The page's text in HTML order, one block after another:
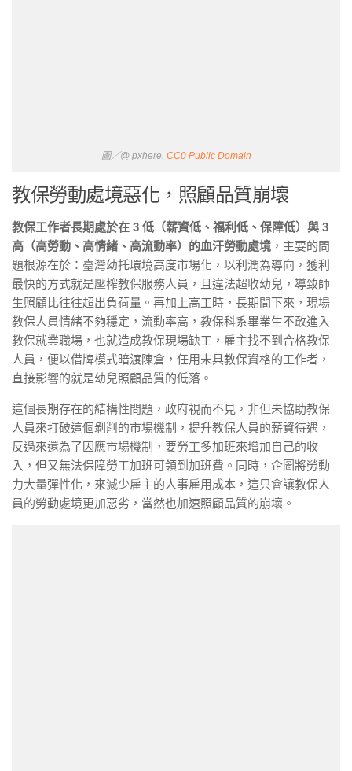
圖／@ pxhere, CC0 Public Domain
教保勞動處境惡化，照顧品質崩壞
教保工作者長期處於在 3 低（薪資低、福利低、保障低）與 3
高（高勞動、高情緒、高流動率）的血汗勞動處境 ，主要的問
題根源在於：臺灣幼托環境高度市場化，以利潤為導向，獲利
最快的方式就是壓榨教保服務人員，且違法超收幼兒，導致師
生照顧比往往超出負荷量。再加上高工時，長期間下來，現場
教保人員情緒不夠穩定，流動率高，教保科系畢業生不敢進入
教保就業職場，也就造成教保現場缺工，雇主找不到合格教保
人員，便以借牌模式暗渡陳倉，任用未具教保資格的工作者，
直接影響的就是幼兒照顧品質的低落。
這個長期存在的結構性問題，政府視而不見，非但未協助教保
人員來打破這個剝削的市場機制，提升教保人員的薪資待遇，
反過來還為了因應市場機制，要勞工多加班來增加自己的收
入，但又無法保障勞工加班可領到加班費。同時，企圖將勞動
力大量彈性化，來減少雇主的人事雇用成本，這只會讓教保人
員的勞動處境更加惡劣，當然也加速照顧品質的崩壞。